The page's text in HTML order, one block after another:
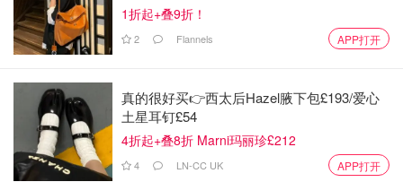
1折起+叠9折！
2 Flannels APP打开
真的很好买👉西太后Hazel腋下包£193/爱心
土星耳钉£54
4折起+叠8折 Marni玛丽珍£212
4 LN-CC UK APP打开